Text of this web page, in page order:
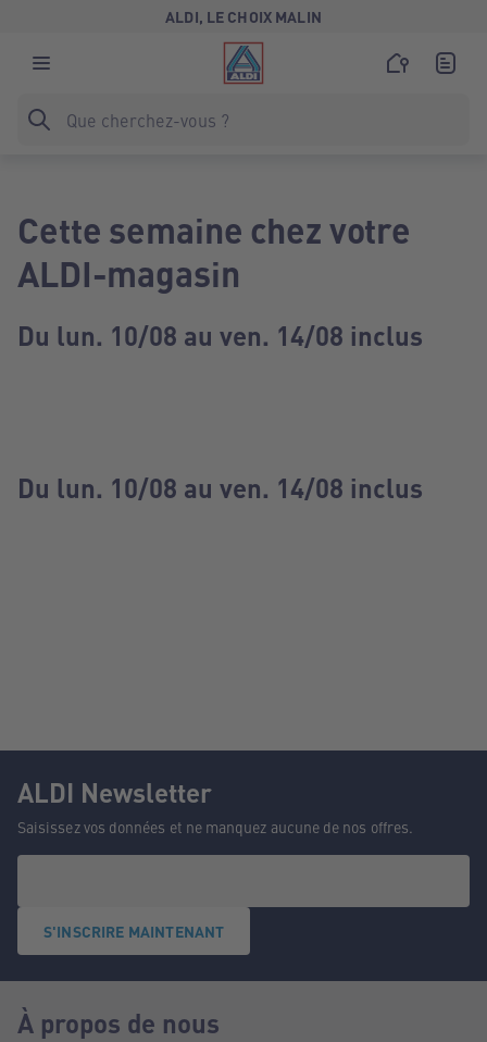
ALDI, LE CHOIX MALIN
Cette semaine chez votre
ALDI-magasin
Du lun. 10/08 au ven. 14/08 inclus
Du lun. 10/08 au ven. 14/08 inclus
ALDI Newsletter
Saisissez vos données et ne manquez aucune de nos offres.
S'INSCRIRE MAINTENANT
À propos de nous